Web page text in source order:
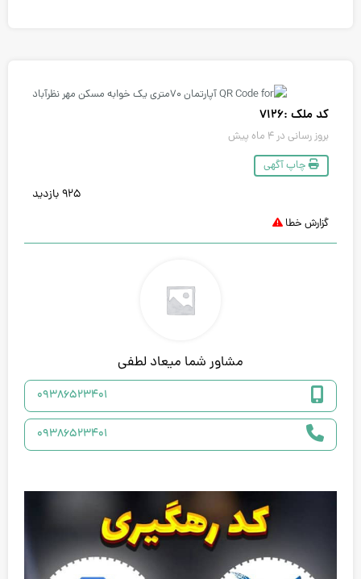
کد ملک :۷۱۲۶
بروز رسانی در ۴ ماه پیش
چاپ آگهی
۹۲۵ بازدید
گزارش خطا
مشاور شما میعاد لطفی
۰۹۳۸۶۵۲۳۴۰۱
۰۹۳۸۶۵۲۳۴۰۱